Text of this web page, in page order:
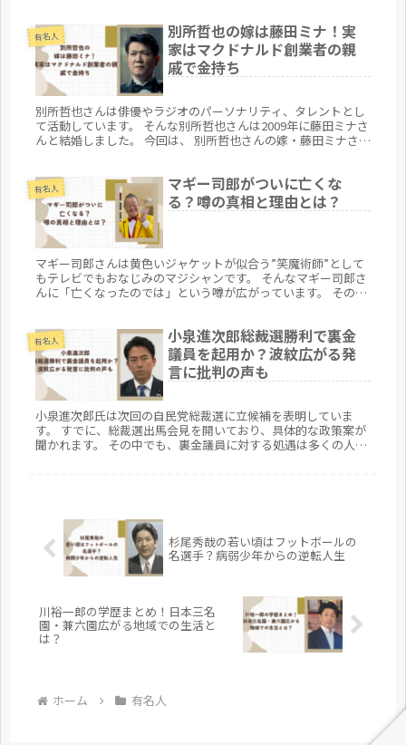
有名人
別所哲也の嫁は藤田ミナ！実
家はマクドナルド創業者の親
戚で金持ち
別所哲也さんは俳優やラジオのパーソナリティ、タレントとし
て活動しています。 そんな別所哲也さんは2009年に藤田ミナさ
んと結婚しました。 今回は、 別所哲也さんの嫁・藤田ミナさん
有名人
マギー司郎がついに亡くな
る？噂の真相と理由とは？
マギー司郎さんは黄色いジャケットが似合う”笑魔術師”として
もテレビでもおなじみのマジシャンです。 そんなマギー司郎さ
んに「亡くなったのでは」という噂が広がっています。 その真
有名人
小泉進次郎総裁選勝利で裏金
議員を起用か？波紋広がる発
言に批判の声も
小泉進次郎氏は次回の自民党総裁選に立候補を表明していま
す。 すでに、総裁選出馬会見を開いており、具体的な政策案が
聞かれます。 その中でも、裏金議員に対する処遇は多くの人が
杉尾秀哉の若い頃はフットボールの
名選手？病弱少年からの逆転人生
川裕一郎の学歴まとめ！日本三名
園・兼六園広がる地域での生活と
は？
ホーム 有名人